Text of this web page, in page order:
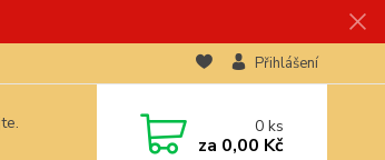
Přihlášení
0ks
za 0,00 Kč